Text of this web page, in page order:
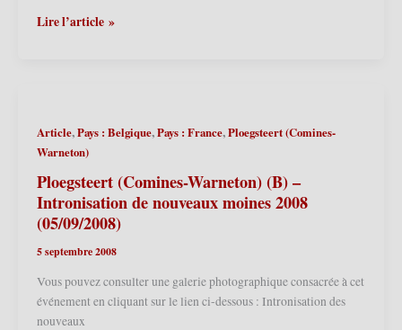
(06/09/2025)
Ploegsteert
têtes
des
Géants
Mélanie
de
la
Muncque
et
Jean-
Baptiste
Lire l’article »
Article,Pays : Belgique,Pays : France,Ploegsteert (Comines-
Warneton)
Ploegsteert (Comines-Warneton) (B) –
Intronisation de nouveaux moines 2008
(05/09/2008)
5 septembre 2008
Vous pouvez consulter une galerie photographique consacrée à cet
événement en cliquant sur le lien ci-dessous : Intronisation des
nouveaux